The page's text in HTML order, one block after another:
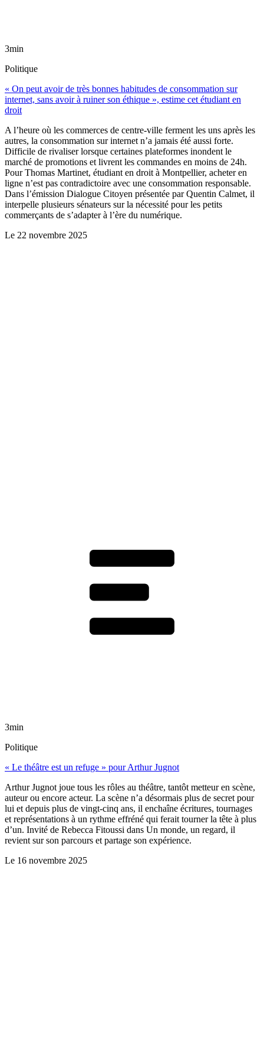
3min
Politique
« On peut avoir de très bonnes habitudes de consommation sur
internet, sans avoir à ruiner son éthique », estime cet étudiant en
droit
A l’heure où les commerces de centre-ville ferment les uns après les
autres, la consommation sur internet n’a jamais été aussi forte.
Difficile de rivaliser lorsque certaines plateformes inondent le
marché de promotions et livrent les commandes en moins de 24h.
Pour Thomas Martinet, étudiant en droit à Montpellier, acheter en
ligne n’est pas contradictoire avec une consommation responsable.
Dans l’émission Dialogue Citoyen présentée par Quentin Calmet, il
interpelle plusieurs sénateurs sur la nécessité pour les petits
commerçants de s’adapter à l’ère du numérique.
Le 22 novembre 2025
3min
Politique
« Le théâtre est un refuge » pour Arthur Jugnot
Arthur Jugnot joue tous les rôles au théâtre, tantôt metteur en scène,
auteur ou encore acteur. La scène n’a désormais plus de secret pour
lui et depuis plus de vingt-cinq ans, il enchaîne écritures, tournages
et représentations à un rythme effréné qui ferait tourner la tête à plus
d’un. Invité de Rebecca Fitoussi dans Un monde, un regard, il
revient sur son parcours et partage son expérience.
Le 16 novembre 2025